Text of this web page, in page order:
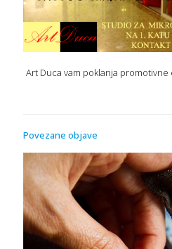
Art Duca vam poklanja promotivne
Povezane objave